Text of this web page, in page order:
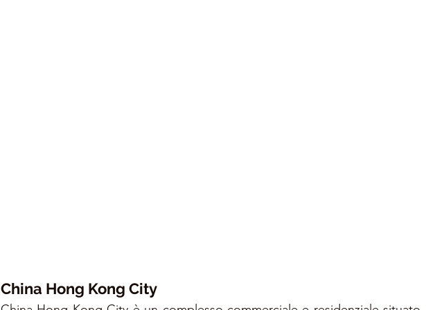
China Hong Kong City